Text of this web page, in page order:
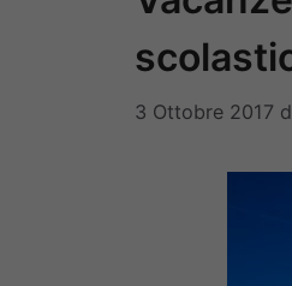
3 Ottobre 2017